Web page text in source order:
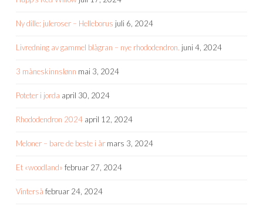
Ny dille: juleroser – Helleborus juli 6, 2024
Livredning av gammel blågran – nye rhododendron. juni 4, 2024
3 måneskinnslønn mai 3, 2024
Poteter i jorda april 30, 2024
Rhododendron 2024 april 12, 2024
Meloner – bare de beste i år mars 3, 2024
Et «woodland» februar 27, 2024
Vinterså februar 24, 2024